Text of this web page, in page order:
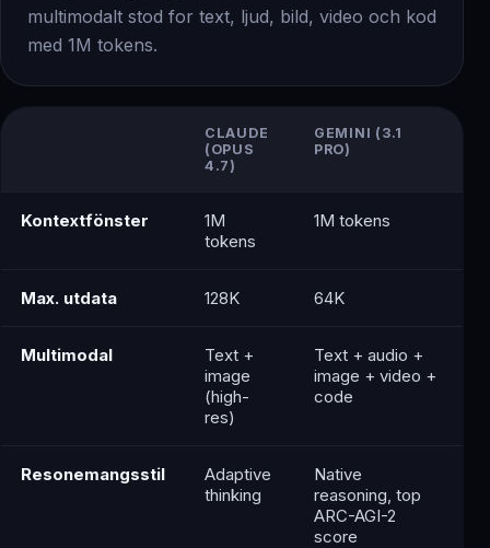
multimodalt stod for text, ljud, bild, video och kod
med 1M tokens.
CLAUDE
(OPUS
4.7)
GEMINI (3.1
PRO)
Kontextfönster
1M
tokens
1M tokens
Max. utdata 128K 64K
Multimodal
Text +
image
(high-
res)
Text + audio +
image + video +
code
Resonemangsstil
Adaptive
thinking
Native
reasoning, top
ARC-AGI-2
score